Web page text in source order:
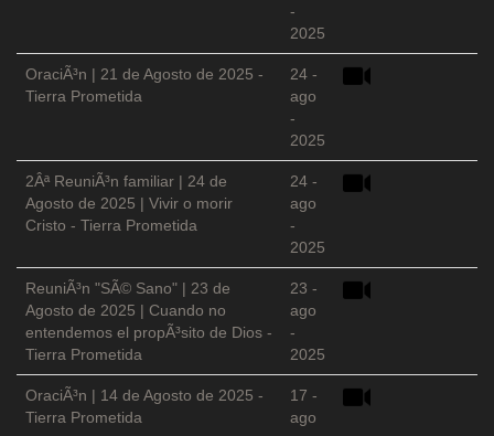
-
2025
OraciÃ³n | 21 de Agosto de 2025 -
Tierra Prometida
24 -
ago
-
2025
2Âª ReuniÃ³n familiar | 24 de
Agosto de 2025 | Vivir o morir
Cristo - Tierra Prometida
24 -
ago
-
2025
ReuniÃ³n "SÃ© Sano" | 23 de
Agosto de 2025 | Cuando no
entendemos el propÃ³sito de Dios -
Tierra Prometida
23 -
ago
-
2025
OraciÃ³n | 14 de Agosto de 2025 -
Tierra Prometida
17 -
ago